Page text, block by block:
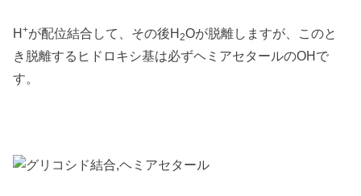
H+が配位結合して、その後H2Oが脱離しますが、このと
き脱離するヒドロキシ基は必ずヘミアセタールのOHで
す。